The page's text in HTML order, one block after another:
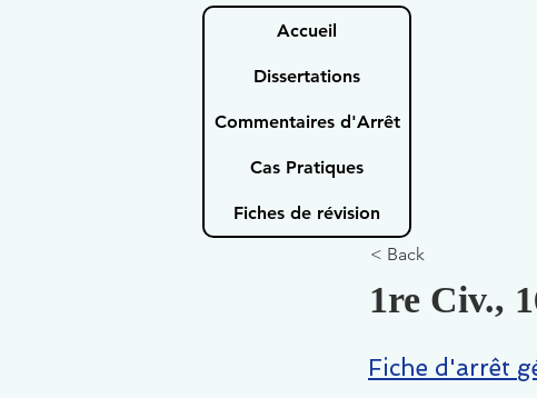
Accueil
Dissertations
Commentaires d'Arrêt
Cas Pratiques
Fiches de révision
< Back
1re Civ.,
Fiche d'arrêt